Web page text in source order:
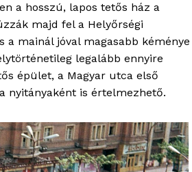
a hosszú, lapos tetős ház a
majd fel a Helyőrségi
a mainál jóval magasabb kéménye
legalább ennyire
épület, a Magyar utca első
nyitányaként is értelmezhető.